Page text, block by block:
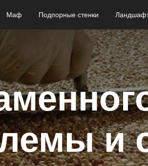
Маф Подпорные стенки
и